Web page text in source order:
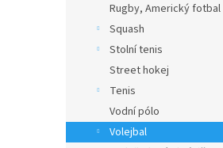
Rugby, Americký fotbal
Squash
Stolní tenis
Street hokej
Tenis
Vodní pólo
Volejbal